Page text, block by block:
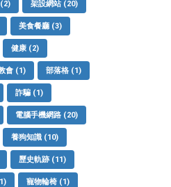
(2) 架設網站 (20)
美食餐廳 (3)
健康 (2)
會 (1) 部落格 (1)
詐騙 (1)
電腦手機網路 (20)
養狗知識 (10)
歷史軌跡 (11)
寵物輪椅 (1)